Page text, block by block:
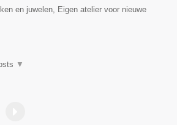
en juwelen, Eigen atelier voor nieuwe
▼